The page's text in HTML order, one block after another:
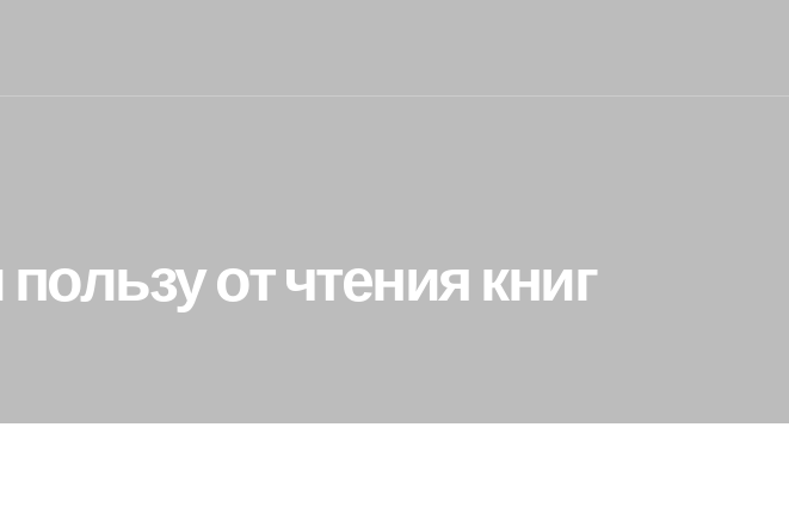
от чтения книг